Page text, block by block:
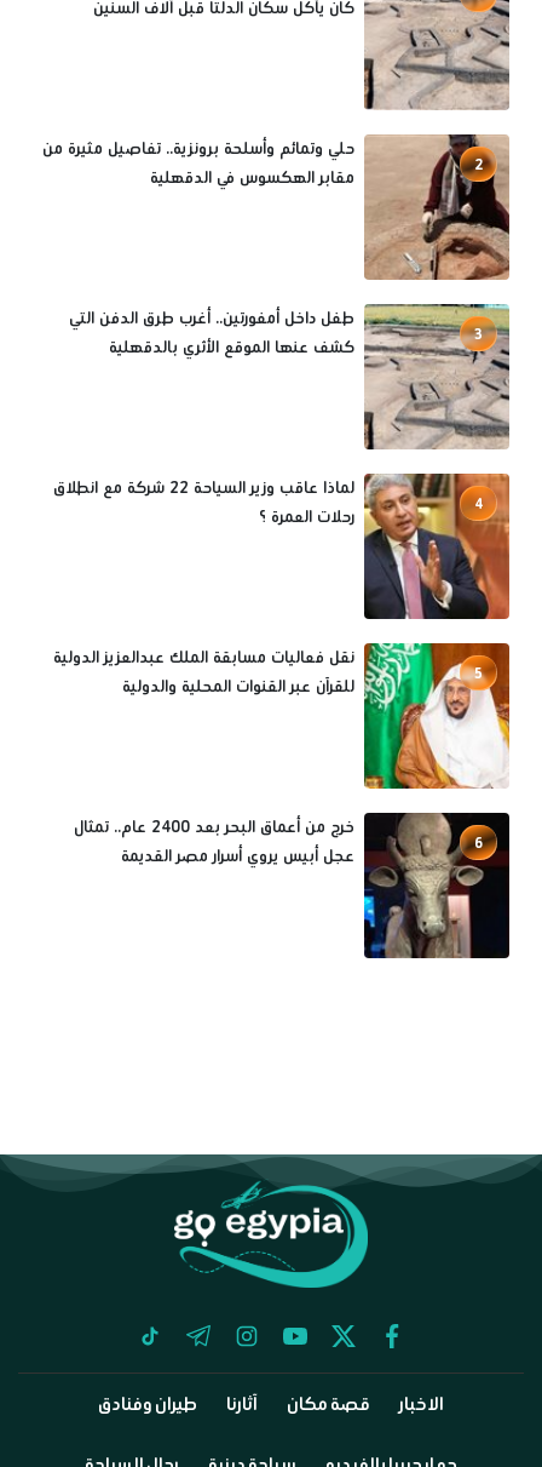
كان يأكل سكان الدلتا قبل آلاف السنين
2
حلي وتمائم وأسلحة برونزية.. تفاصيل مثيرة من
مقابر الهكسوس في الدقهلية
3
طفل داخل أمفورتين.. أغرب طرق الدفن التي
كشف عنها الموقع الأثري بالدقهلية
4
لماذا عاقب وزير السياحة 22 شركة مع انطلاق
رحلات العمرة ؟
5
نقل فعاليات مسابقة الملك عبدالعزيز الدولية
للقرآن عبر القنوات المحلية والدولية
6
خرج من أعماق البحر بعد 2400 عام.. تمثال
عجل أبيس يروي أسرار مصر القديمة
facebook
twitter
youtube
instagram
telegram
tiktok
الاخبار قصة مكان آثارنا طيران وفنادق